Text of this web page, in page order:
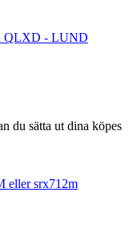
QLXD - LUND
du sätta ut dina köpes
eller srx712m